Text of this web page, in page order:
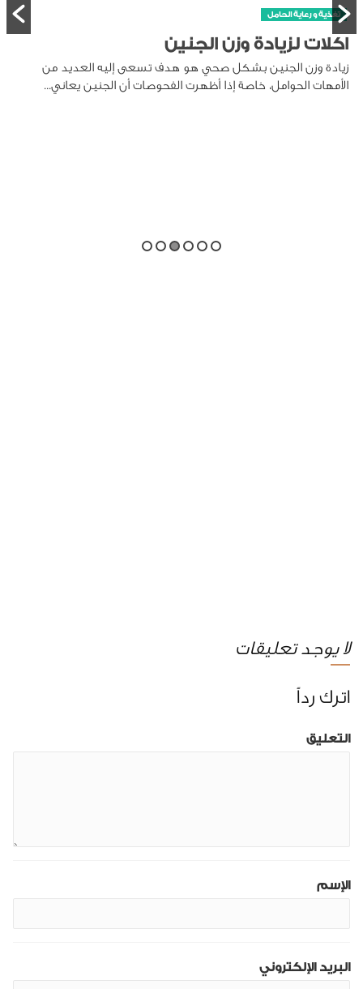
كيفية تنظيف انف الرضيع
تنظيف أنف الرضيع أمر ضروري لأنه يمكن أن يتراكم المخاط في أنفه،
مما يسبب صعوبة في التنفس والرضاعة والنوم. يمكن...
لا يوجد تعليقات
اترك رداً
التعليق
الإسم
البريد الإلكتروني